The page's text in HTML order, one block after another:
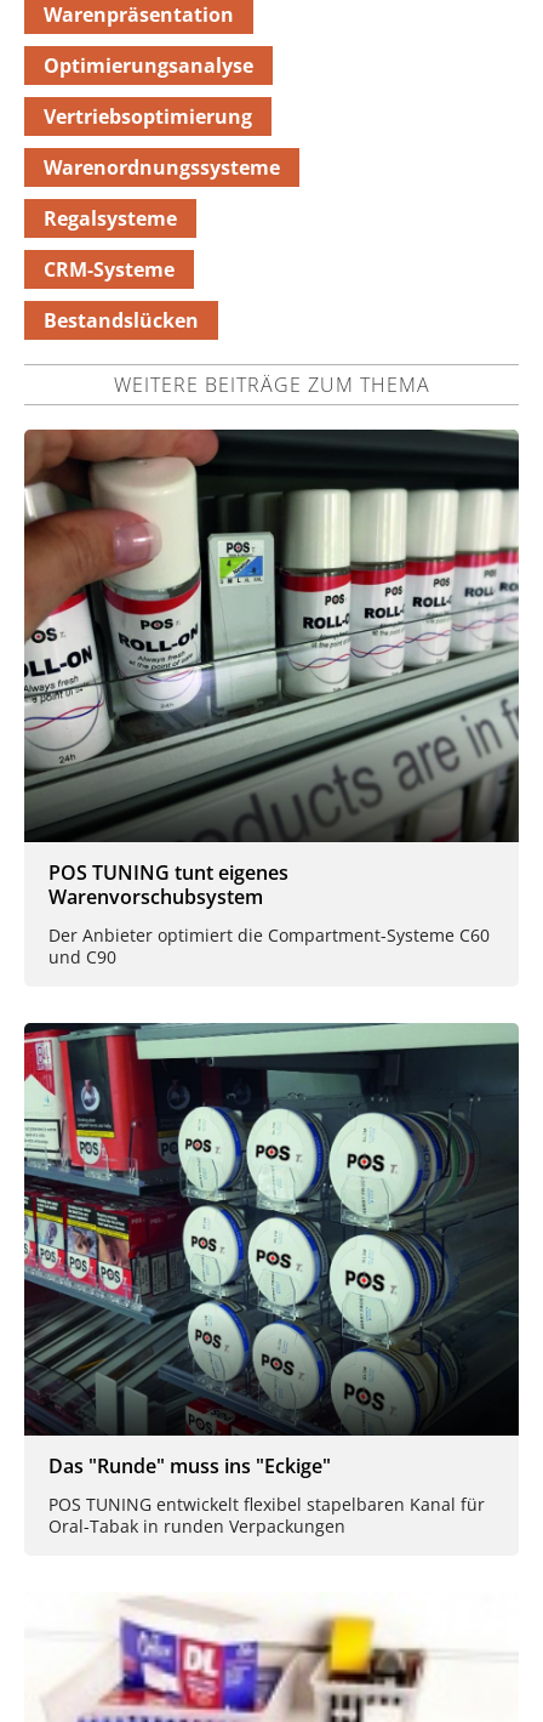
Warenpräsentation
Optimierungsanalyse
Vertriebsoptimierung
Warenordnungssysteme
Regalsysteme
CRM-Systeme
Bestandslücken
WEITERE BEITRÄGE ZUM THEMA
POS TUNING tunt eigenes
Warenvorschubsystem
Der Anbieter optimiert die Compartment-Systeme C60
und C90
Das "Runde" muss ins "Eckige"
POS TUNING entwickelt flexibel stapelbaren Kanal für
Oral-Tabak in runden Verpackungen